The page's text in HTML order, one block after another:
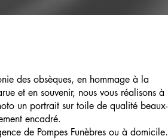
des obsèques, en hommage à la
et en souvenir, nous vous réalisons à
un portrait sur toile de qualité beaux-
encadré.
de Pompes Funèbres ou à domicile.